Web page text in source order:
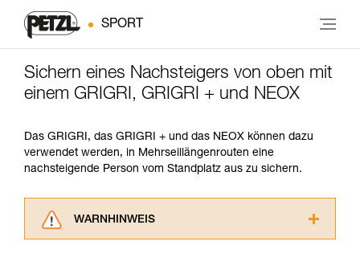
SPORT
Sichern eines Nachsteigers von oben mit
einem GRIGRI, GRIGRI + und NEOX
Das GRIGRI, das GRIGRI + und das NEOX können dazu
verwendet werden, in Mehrseillängenrouten eine
nachsteigende Person vom Standplatz aus zu sichern.
WARNHINWEIS